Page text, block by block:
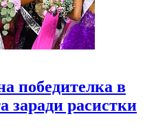
победителка в
заради расистки